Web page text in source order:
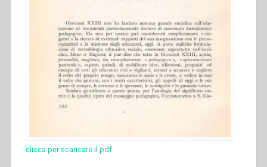
clicca per scaricare il pdf